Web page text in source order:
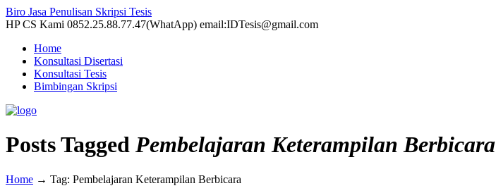
Biro Jasa Penulisan Skripsi Tesis
HP CS Kami 0852.25.88.77.47(WhatApp) email:IDTesis@gmail.com
Home
Konsultasi Disertasi
Konsultasi Tesis
Bimbingan Skripsi
Posts Tagged Pembelajaran Keterampilan Berbicara
Home → Tag: Pembelajaran Keterampilan Berbicara